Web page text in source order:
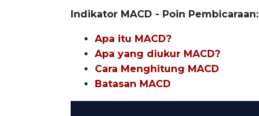
Indikator MACD - Poin Pembicaraan:
Apa itu MACD?
Apa yang diukur MACD?
Cara Menghitung MACD
Batasan MACD